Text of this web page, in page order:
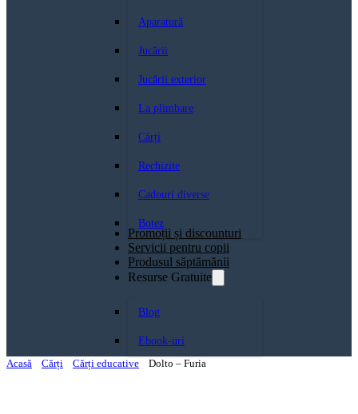
Aparatură
Jucării
Jucării exterior
La plimbare
Cărți
Rechizite
Cadouri diverse
Botez
Promoții și discounturi
Servicii pentru copii
Produsul săptămănii
Resurse Gratuite
Blog
Ebook-uri
Acasă
Cărți Cărți educative Dolto – Furia